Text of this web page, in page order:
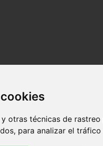
otras técnicas de
para analizar el